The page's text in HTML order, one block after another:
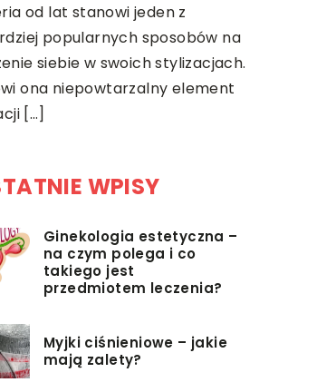
od lat stanowi jeden z
popularnych sposobów na
siebie w swoich stylizacjach.
ona niepowtarzalny element
[…]
WPISY
Ginekologia estetyczna –
na czym polega i co
takiego jest
przedmiotem leczenia?
Myjki ciśnieniowe – jakie
mają zalety?